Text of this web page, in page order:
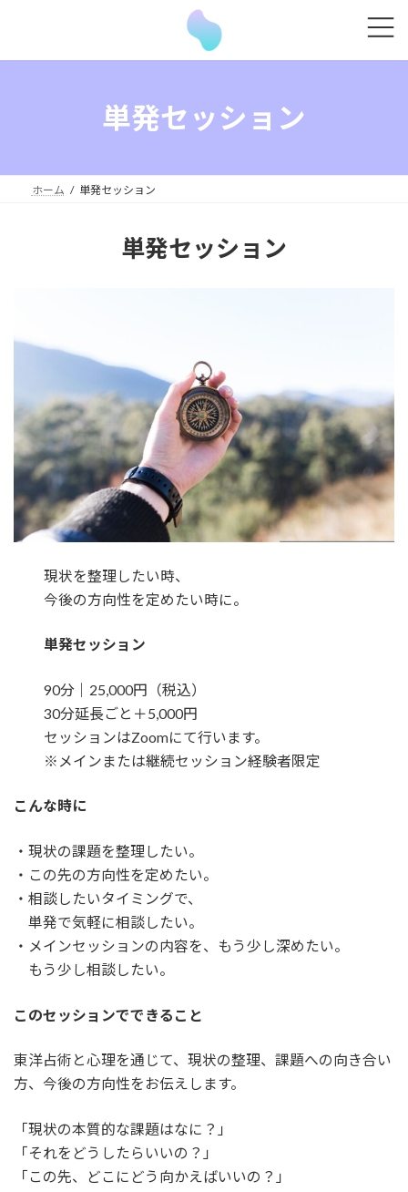
ッ
移
単発セッション
ホーム 単発セッション
単発セッション
現状を整理したい時、
今後の方向性を定めたい時に。
単発セッション
90分｜25,000円（税込）
30分延長ごと＋5,000円
セッションはZoomにて行います。
※メインまたは継続セッション経験者限定
こんな時に
・現状の課題を整理したい。
・この先の方向性を定めたい。
・相談したいタイミングで、
単発で気軽に相談したい。
・メインセッションの内容を、もう少し深めたい。
もう少し相談したい。
このセッションでできること
東洋占術と心理を通じて、現状の整理、課題への向き合い
方、今後の方向性をお伝えします。
「現状の本質的な課題はなに？」
「それをどうしたらいいの？」
「この先、どこにどう向かえばいいの？」